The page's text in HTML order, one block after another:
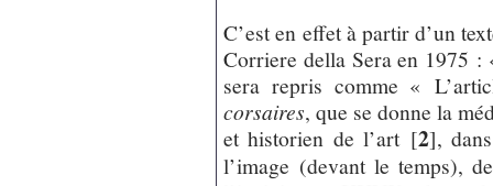
C’est en effet à partir d’un
Corriere della Sera en 1975
sera repris comme «
corsaires, que se donne la
et historien de l’art[2],
l’image (devant le temps),